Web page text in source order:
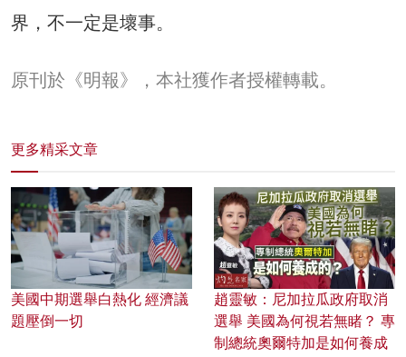
界，不一定是壞事。
原刊於《明報》，本社獲作者授權轉載。
更多精采文章
美國中期選舉白熱化 經濟議
題壓倒一切
趙靈敏：尼加拉瓜政府取消
選舉 美國為何視若無睹？ 專
制總統奧爾特加是如何養成